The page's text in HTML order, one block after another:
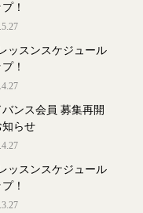
！
ッスンスケジュール
！
バンス会員 募集再開
知らせ
ッスンスケジュール
！